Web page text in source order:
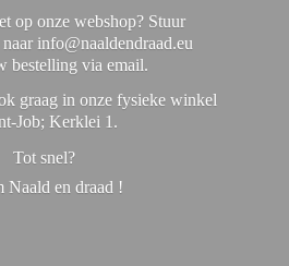
op onze webshop? Stuur
info@naaldendraad.eu
bestelling via email.
graag in onze fysieke winkel
Job; Kerklei 1.
Tot snel?
Naald en draad !